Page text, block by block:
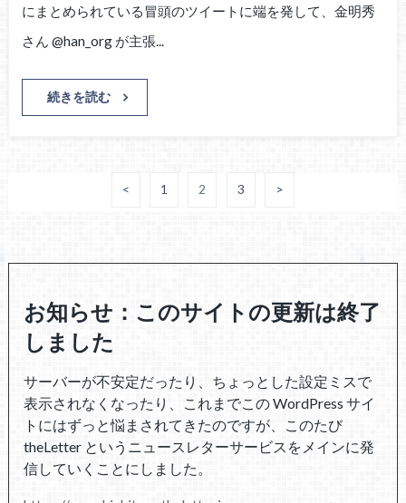
にまとめられている冒頭のツイートに端を発して、金明秀
さん @han_org が主張...
続きを読む
< 1 2 3 >
お知らせ：このサイトの更新は終了
しました
サーバーが不安定だったり、ちょっとした設定ミスで
表示されなくなったり、これまでこの WordPress サイ
トにはずっと悩まされてきたのですが、このたび
theLetter というニュースレターサービスをメインに発
信していくことにしました。